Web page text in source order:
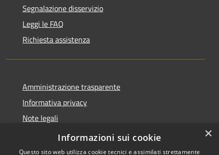
Segnalazione disservizio
Leggi le FAQ
Richiesta assistenza
Amministrazione trasparente
Informativa privacy
Note legali
Dichiarazione di accessibilità
×
Informazioni sui cookie
Questo sito web utilizza cookie tecnici e assimilati strettamente